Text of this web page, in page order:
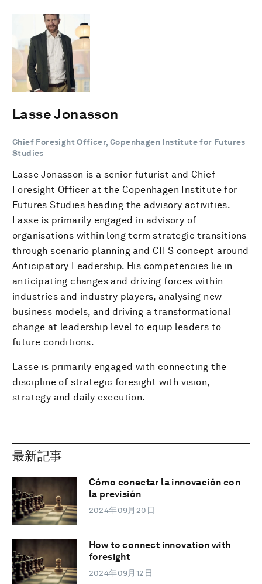
Lasse Jonasson
Chief Foresight Officer, Copenhagen Institute for Futures
Studies
Lasse Jonasson is a senior futurist and Chief
Foresight Officer at the Copenhagen Institute for
Futures Studies heading the advisory activities.
Lasse is primarily engaged in advisory of
organisations within long term strategic transitions
through scenario planning and CIFS concept around
Anticipatory Leadership. His competencies lie in
anticipating changes and driving forces within
industries and industry players, analysing new
business models, and driving a transformational
change at leadership level to equip leaders to
future conditions.
Lasse is primarily engaged with connecting the
discipline of strategic foresight with vision,
strategy and daily execution.
最新記事
Cómo conectar la innovación con
la previsión
2024年09月20日
How to connect innovation with
foresight
2024年09月12日